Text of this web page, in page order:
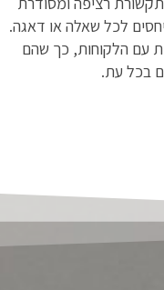
לכל שאלה או דאגה.
עם הלקוחות, כך שהם
בכל עת.